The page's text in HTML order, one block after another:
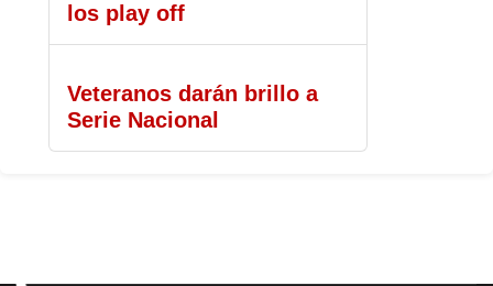
los play off
Veteranos darán brillo a
Serie Nacional